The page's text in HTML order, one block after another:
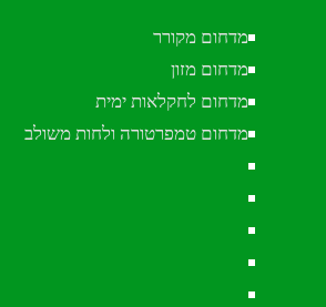
מדחום מקורר
מדחום מזון
מדחום לחקלאות ימית
מדחום טמפרטורה ולחות משולב